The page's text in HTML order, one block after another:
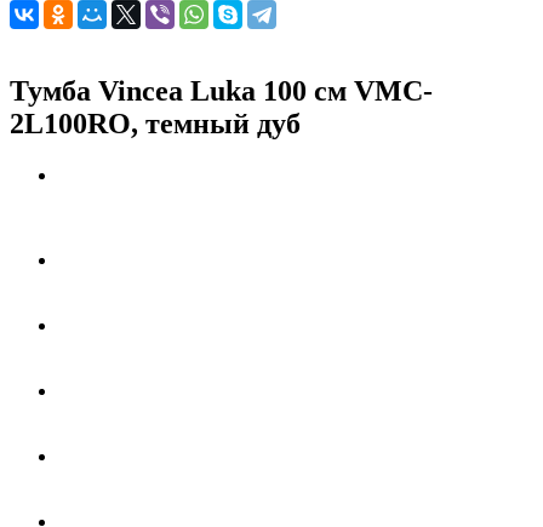
Тумба Vincea Luka 100 см VMC-
2L100RO, темный дуб